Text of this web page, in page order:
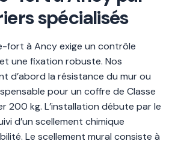
spécialisés
fort à Ancy exige un contrôle
une fixation robuste. Nos
d’abord la résistance du mur ou
pour un coffre de Classe
200 kg. L’installation débute par le
d’un scellement chimique
Le scellement mural consiste à